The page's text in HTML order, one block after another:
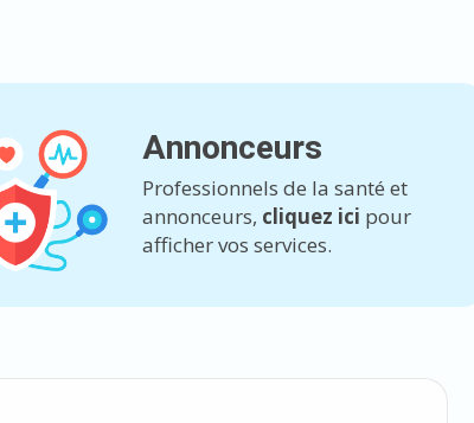
Annonceurs
Professionnels de la santé et
annonceurs, cliquez ici pour
afficher vos services.